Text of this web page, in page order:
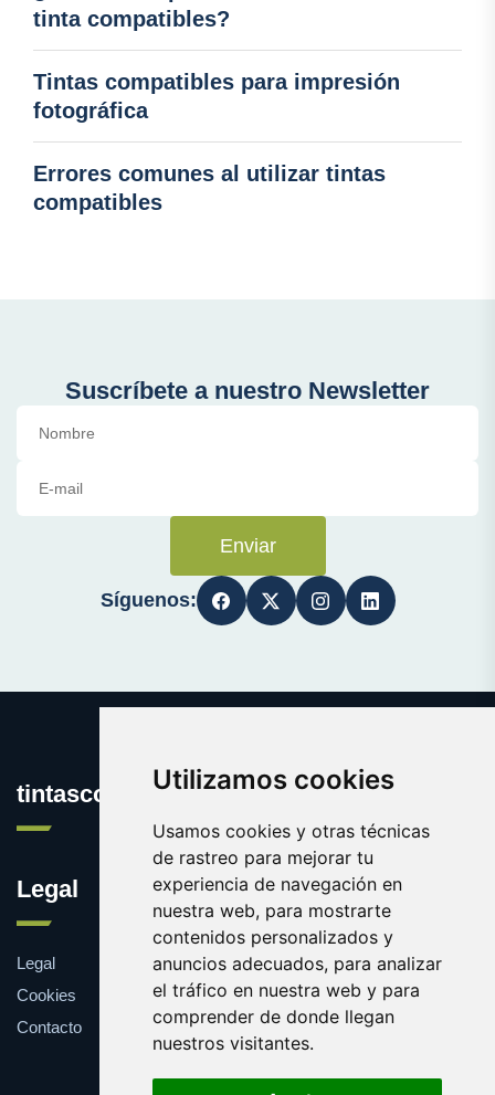
Utilizamos cookies
Usamos cookies y otras técnicas
de rastreo para mejorar tu
experiencia de navegación en
nuestra web, para mostrarte
contenidos personalizados y
anuncios adecuados, para analizar
el tráfico en nuestra web y para
comprender de donde llegan
nuestros visitantes.
tinta compatibles?
Tintas compatibles para impresión
fotográfica
Errores comunes al utilizar tintas
compatibles
Suscríbete a nuestro Newsletter
Enviar
Síguenos:
tintascompatibles.com
Legal
Legal
Cookies
Contacto